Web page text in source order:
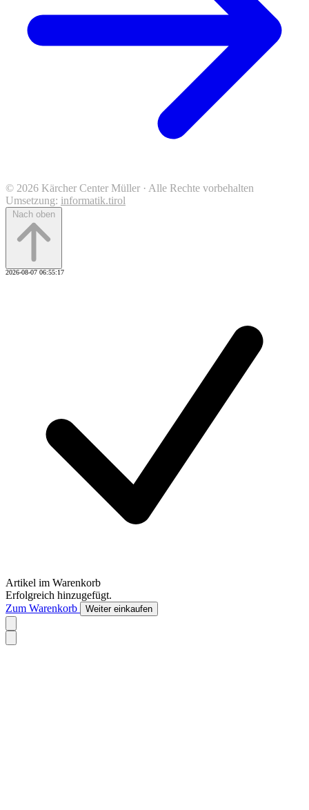
© 2026 Kärcher Center Müller · Alle Rechte vorbehalten
Umsetzung: informatik.tirol
Nach oben
2026-08-07 06:55:17
Artikel im Warenkorb
Erfolgreich hinzugefügt.
Zum Warenkorb
Weiter einkaufen